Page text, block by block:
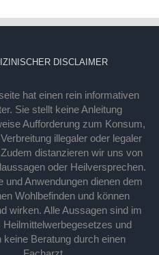
DISCLAIMER
hat einen rein informativen
Sie stellt keine Anleitung
Aufforderung zum Konsum,
illegaler oder legaler
distanzieren wir uns von
oder Heilversprechen.
und Anwendungen dienen dem
Wohlbefinden und können
wirken. Alle Aussagen sind im
Heilmittelwerbegesetzes und
keine Beratung durch einen